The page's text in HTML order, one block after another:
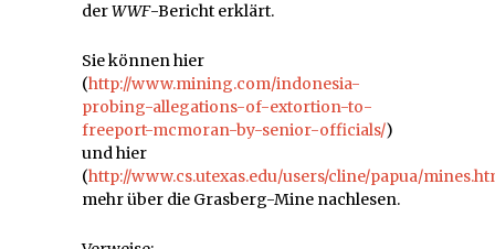
derWWF-Bericht erklärt.
Sie können hier
(http://www.mining.com/indonesia-
probing-allegations-of-extortion-to-
freeport-mcmoran-by-senior-officials/)
und hier
(http://www.cs.utexas.edu/users/cline/papua/
mehr über die Grasberg-Mine nachlesen.